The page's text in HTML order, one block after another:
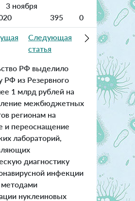
3 ноября
395 0
Следующая
статья
РФ выделило
РФ из Резервного
1 млрд рублей на
межбюджетных
регионам на
и переоснащение
лабораторий,
диагностику
инфекции
нуклеиновых